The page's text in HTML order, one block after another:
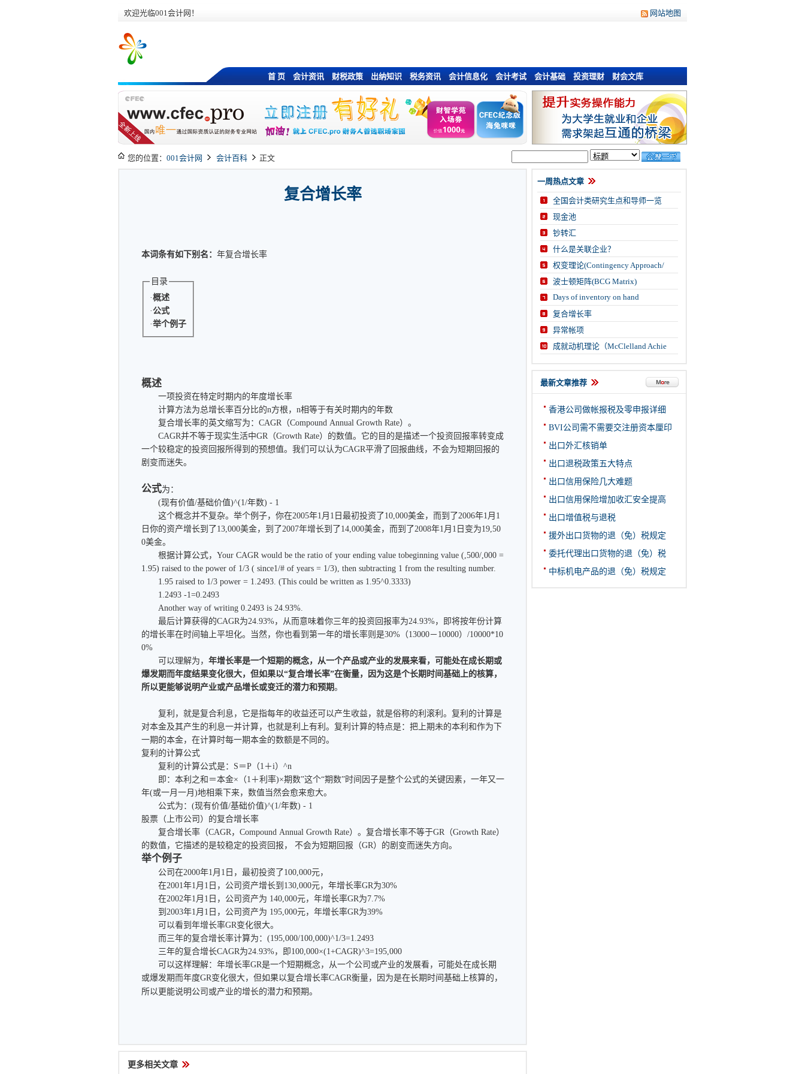
欢迎光临001会计网！ 网站地图
首 页 会计资讯 财税政策 出纳知识 税务资讯 会计信息化 会计考试 会计基础 投资理财 财会文库
您的位置： 001会计网 会计百科 正文
复合增长率
本词条有如下别名： 年复合增长率
目录
·概述
·公式
·举个例子
概述
一项投资在特定时期内的年度增长率
计算方法为总增长率百分比的n方根，n相等于有关时期内的年数
复合增长率的英文缩写为：CAGR（Compound Annual Growth Rate）。
CAGR并不等于现实生活中GR（Growth Rate）的数值。它的目的是描述一个投资回报率转变成
一个较稳定的投资回报所得到的预想值。我们可以认为CAGR平滑了回报曲线，不会为短期回报的
剧变而迷失。
公式为：
(现有价值/基础价值)^(1/年数) - 1
这个概念并不复杂。举个例子，你在2005年1月1日最初投资了10,000美金，而到了2006年1月1
日你的资产增长到了13,000美金，到了2007年增长到了14,000美金，而到了2008年1月1日变为19,50
0美金。
根据计算公式，Your CAGR would be the ratio of your ending value tobeginning value (,500/,000 =
1.95) raised to the power of 1/3 ( since1/# of years = 1/3), then subtracting 1 from the resulting number.
1.95 raised to 1/3 power = 1.2493. (This could be written as 1.95^0.3333)
1.2493 -1=0.2493
Another way of writing 0.2493 is 24.93%.
最后计算获得的CAGR为24.93%，从而意味着你三年的投资回报率为24.93%，即将按年份计算
的增长率在时间轴上平坦化。当然，你也看到第一年的增长率则是30%（13000－10000）/10000*10
0%
可以理解为， 年增长率是一个短期的概念，从一个产品或产业的发展来看，可能处在成长期或
爆发期而年度结果变化很大，但如果以“复合增长率”在衡量，因为这是个长期时间基础上的核算，
所以更能够说明产业或产品增长或变迁的潜力和预期。
复利，就是复合利息，它是指每年的收益还可以产生收益，就是俗称的利滚利。复利的计算是
对本金及其产生的利息一并计算，也就是利上有利。复利计算的特点是：把上期未的本利和作为下
一期的本金，在计算时每一期本金的数额是不同的。
复利的计算公式
复利的计算公式是：S＝P（1＋i）^n
即：本利之和＝本金×（1＋利率)×期数”这个“期数”时间因子是整个公式的关键因素，一年又一
年(或一月一月)地相乘下来，数值当然会愈来愈大。
公式为：(现有价值/基础价值)^(1/年数) - 1
股票（上市公司）的复合增长率
复合增长率（CAGR，Compound Annual Growth Rate）。复合增长率不等于GR（Growth Rate）
的数值，它描述的是较稳定的投资回报， 不会为短期回报（GR）的剧变而迷失方向。
举个例子
公司在2000年1月1日，最初投资了100,000元，
在2001年1月1日，公司资产增长到130,000元，年增长率GR为30%
在2002年1月1日，公司资产为 140,000元，年增长率GR为7.7%
到2003年1月1日，公司资产为 195,000元，年增长率GR为39%
可以看到年增长率GR变化很大。
而三年的复合增长率计算为：(195,000/100,000)^1/3=1.2493
三年的复合增长CAGR为24.93%，即100,000×(1+CAGR)^3=195,000
可以这样理解：年增长率GR是一个短期概念，从一个公司或产业的发展看，可能处在成长期
或爆发期而年度GR变化很大，但如果以复合增长率CAGR衡量，因为是在长期时间基础上核算的，
所以更能说明公司或产业的增长的潜力和预期。
更多相关文章
一周热点文章
全国会计类研究生点和导师一览
现金池
钞转汇
什么是关联企业？
权变理论(Contingency Approach/
波士顿矩阵(BCG Matrix)
Days of inventory on hand
复合增长率
异常帐项
成就动机理论（McClelland Achie
最新文章推荐
香港公司做帐报税及零申报详细
BVI公司需不需要交注册资本厘印
出口外汇核销单
出口退税政策五大特点
出口信用保险几大难题
出口信用保险增加收汇安全提高
出口增值税与退税
援外出口货物的退（免）税规定
委托代理出口货物的退（免）税
中标机电产品的退（免）税规定